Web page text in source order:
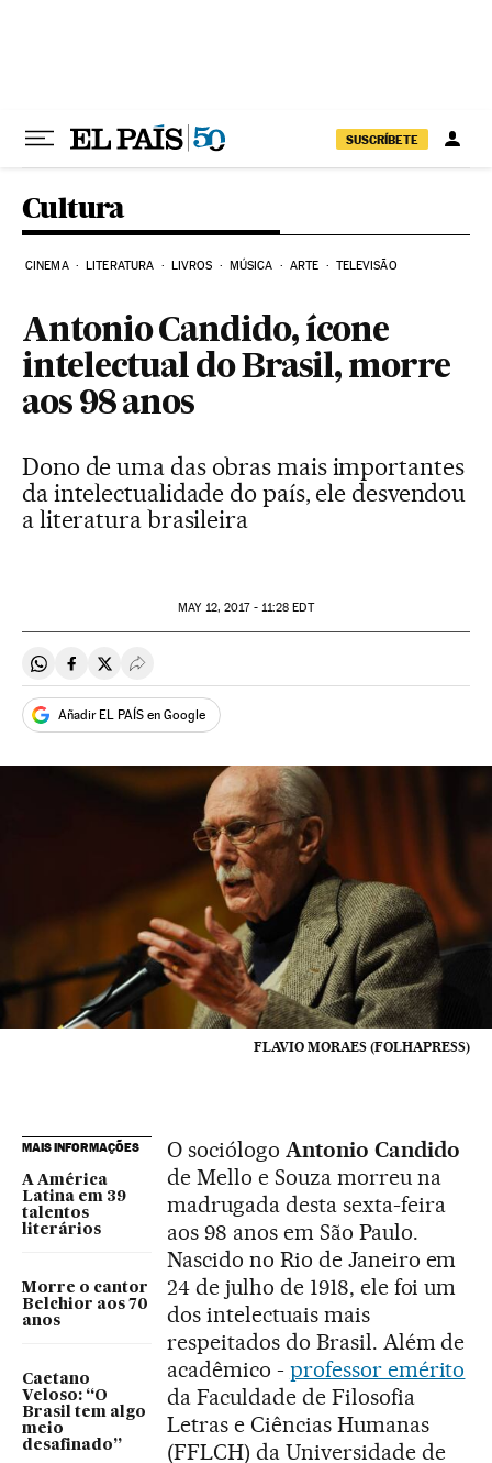
SUSCRÍBETE
Cultura
CINEMA LITERATURA LIVROS MÚSICA ARTE TELEVISÃO
Antonio Candido, ícone
intelectual do Brasil, morre
aos 98 anos
Dono de uma das obras mais importantes
da intelectualidade do país, ele desvendou
a literatura brasileira
MAY12, 2017 - 11:28 EDT
Compartir en Whatsapp
Compartir en Facebook
Compartir en Twitter
Desplegar Redes Sociales
Añadir EL PAÍS en Google
FLAVIO MORAES (FOLHAPRESS)
MAIS INFORMAÇÕES
A América
Latina em 39
talentos
literários
Morre o cantor
Belchior aos 70
anos
Caetano
Veloso: “O
Brasil tem algo
meio
desafinado”
O sociólogo Antonio Candido
de Mello e Souza morreu na
madrugada desta sexta-feira
aos 98 anos em São Paulo.
Nascido no Rio de Janeiro em
24 de julho de 1918, ele foi um
dos intelectuais mais
respeitados do Brasil. Além de
acadêmico - professor emérito
da Faculdade de Filosofia
Letras e Ciências Humanas
(FFLCH) da Universidade de